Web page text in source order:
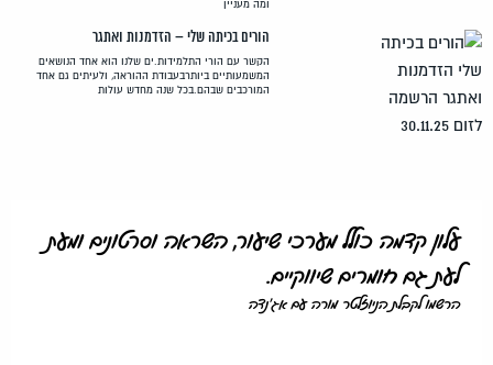
הורים בכיתה שלי – הזדמנות ואתגר
הקשר עם הורי התלמידות.ים שלנו הוא אחד הנושאים
המשמעותיים ביותרבעבודת ההוראה, ולעיתים גם אחד
השראה וסרטונים ומעת